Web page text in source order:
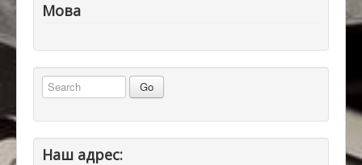
Мова
Наш адрес: